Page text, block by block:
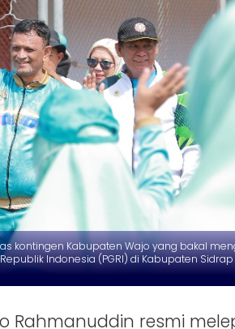
kontingen Kabupaten Wajo yang bakal
Indonesia (PGRI) di Kabupaten
Rahmanuddin resmi